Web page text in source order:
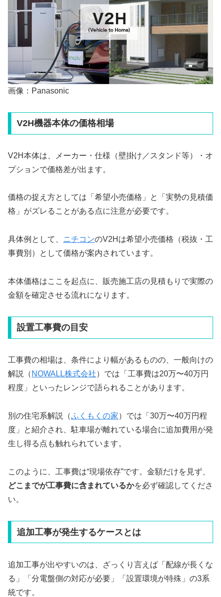
画像：Panasonic
V2H機器本体の価格相場
V2H本体は、メーカー・仕様（壁掛け／スタンド等）・オ
プションで価格差が出ます。
価格の捉え方としては「希望小売価格」と「実勢の見積価
格」がズレることがある点に注意が必要です。
具体例として、 ニチコンのV2Hは希望小売価格（税抜・工
事費別）として価格が案内されています。
本体価格はここを起点に、販売施工店の見積もりで実際の
金額を確定させる流れになります。
設置工事費の目安
工事費の相場は、条件により幅があるものの、一般向けの
解説（ NOWALL株式会社） では「工事費は20万〜40万円
程度」といったレンジで語られることがあります。
別の住宅系解説（ふくもくの家）では「30万〜40万円程
度」と紹介され、駐車場が離れている場合に追加費用が発
生し得る点も触れられています。
このように、工事費は“現場依存”です。金額だけを見ず、
どこまでが工事費に含まれているかを必ず確認してくださ
い。
追加工事が発生するケースとは
追加工事が出やすいのは、ざっくり言えば「配線が長くな
る」「分電盤側の対応が必要」「設置環境が特殊」の3系
統です。